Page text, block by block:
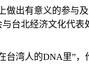
做出有意义的参与
台北经济文化代表
台湾人的DNA里”，